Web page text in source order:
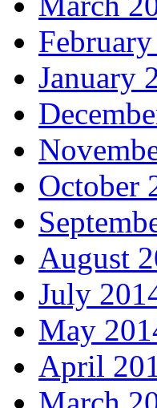
January
October
August
July
May
April